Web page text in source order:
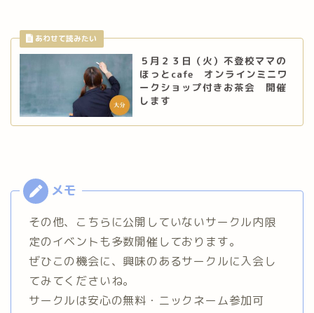
５月２３日（火）不登校ママの
ほっとcafe オンラインミニワ
ークショップ付きお茶会 開催
します
その他、こちらに公開していないサークル内限
定のイベントも多数開催しております。
ぜひこの機会に、興味のあるサークルに入会し
てみてくださいね。
サークルは安心の無料・ニックネーム参加可